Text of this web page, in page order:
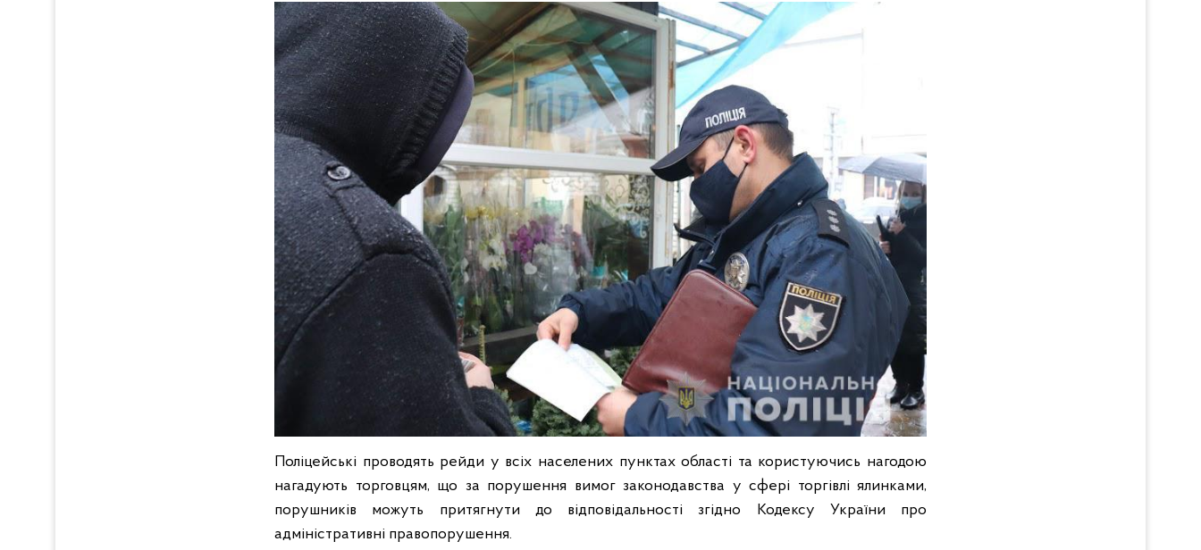
Поліцейські проводять рейди у всіх населених пунктах області та користуючись нагодою
нагадують торговцям, що за порушення вимог законодавства у сфері торгівлі ялинками,
порушників можуть притягнути до відповідальності згідно Кодексу України про
адміністративні правопорушення.